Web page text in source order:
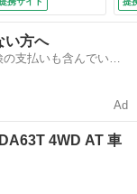
出
ッ
グ
い方へ
支払いも含んでいる
Ad
4WD AT 車